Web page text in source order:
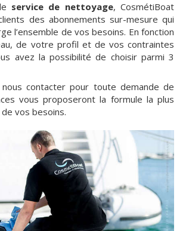
service de nettoyage, CosmétiBoat
des abonnements sur-mesure qui
l’ensemble de vos besoins. En fonction
de votre profil et de vos contraintes
avez la possibilité de choisir parmi 3
contacter pour toute demande de
vous proposeront la formule la plus
vos besoins.